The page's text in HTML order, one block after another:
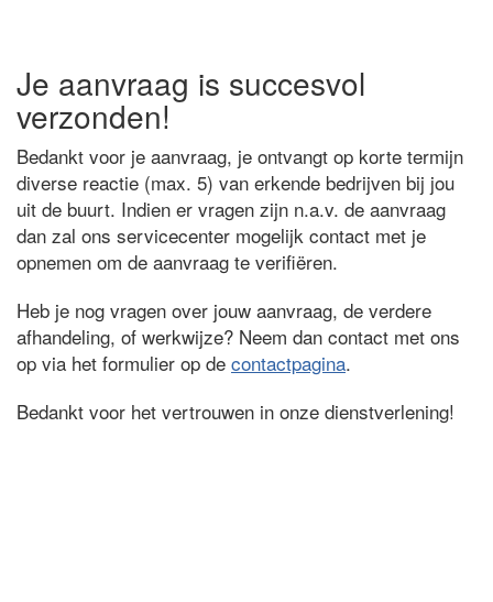
Je aanvraag is succesvol
verzonden!
Bedankt voor je aanvraag, je ontvangt op korte termijn
diverse reactie (max. 5) van erkende bedrijven bij jou
uit de buurt. Indien er vragen zijn n.a.v. de aanvraag
dan zal ons servicecenter mogelijk contact met je
opnemen om de aanvraag te verifiëren.
Heb je nog vragen over jouw aanvraag, de verdere
afhandeling, of werkwijze? Neem dan contact met ons
op via het formulier op de contactpagina.
Bedankt voor het vertrouwen in onze dienstverlening!